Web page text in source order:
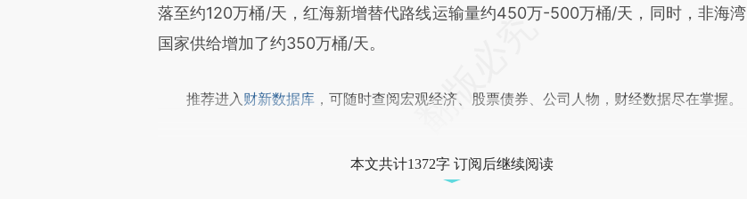
落至约120万桶/天，红海新增替代路线运输量约450万-500万桶/天，同时，非海湾
国家供给增加了约350万桶/天。
推荐进入 财新数据库 ，可随时查阅宏观经济、股票债券、公司人物，财经数据尽在掌握。
本文共计1372字 订阅后继续阅读